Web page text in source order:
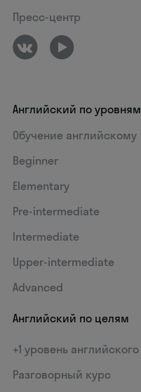
Пресс-центр
Английский по уровням
Обучение английскому
Beginner
Elementary
Pre-intermediate
Intermediate
Upper-intermediate
Advanced
Английский по целям
+1 уровень английского
Разговорный курс